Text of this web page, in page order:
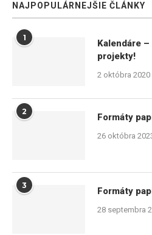
NAJPOPULÁRNEJŠIE ČLÁNKY
1
Kalendáre –
projekty!
2 októbra 2020
2
Formáty
26 októbra
3
Formáty
28 septembra